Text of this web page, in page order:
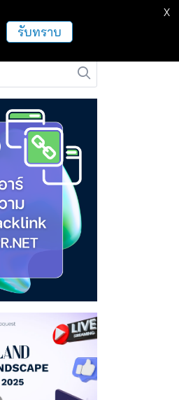
ประชาสัมพันธ์
รับทราบ
X